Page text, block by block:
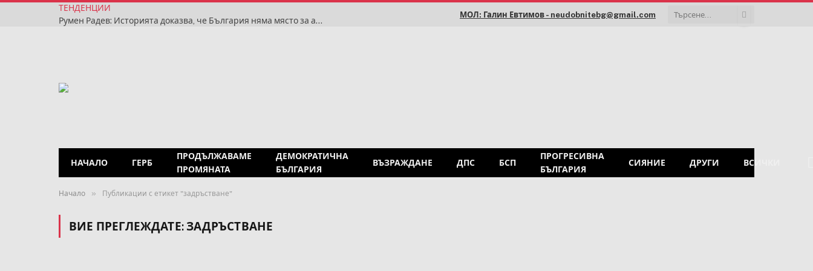
ТЕНДЕНЦИИ
Румен Радев: Историята доказва, че България няма място за антисемитизъм
МОЛ: Галин Евтимов - neudobnitebg@gmail.com
НАЧАЛО ГЕРБ
ПРОДЪЛЖАВАМЕ
ПРОМЯНАТА
ДЕМОКРАТИЧНА
БЪЛГАРИЯ
ВЪЗРАЖДАНЕ ДПС БСП
ПРОГРЕСИВНА
БЪЛГАРИЯ
СИЯНИЕ ДРУГИ ВСИЧКИ
Начало » Публикации с етикет "задръстване"
ВИЕ ПРЕГЛЕЖДАТЕ: ЗАДРЪСТВАНЕ